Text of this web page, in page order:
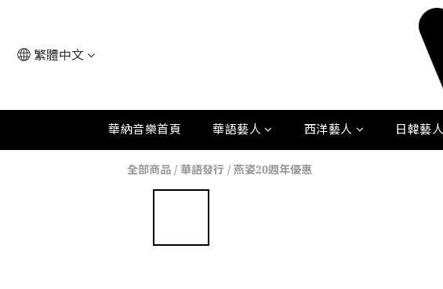
繁體中文
華納音樂首頁 華語藝人 西洋藝人 日韓藝人
全部商品 / 華語發行 / 燕姿20週年優惠